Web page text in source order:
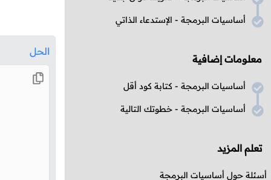
أساسيات البرمجة - الإستدعاء الذاتي
معلومات إضافية
أساسيات البرمجة - كتابة كود أقل
أساسيات البرمجة - خطوتك التالية
تعلم المزيد
أسئلة حول أساسيات البرمجة
الحل